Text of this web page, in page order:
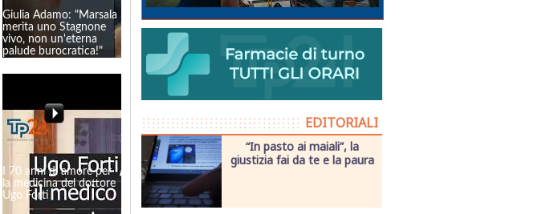
Giulia Adamo: "Marsala
merita uno Stagnone
vivo, non un'eterna
palude burocratica!"
I 70 anni di amore per
la medicina del dottore
Ugo Forti
EDITORIALI
“In pasto ai maiali”, la
giustizia fai da te e la paura